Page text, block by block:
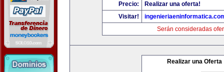
Precio:
Realizar una oferta!
Visitar!
Serán consideradas
Realizar una Oferta